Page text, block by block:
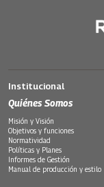
Institucional
Quiénes Somos
Misión y Visión
Objetivos y funciones
Normatividad
Políticas y Planes
Informes de Gestión
Manual de producción y estilo